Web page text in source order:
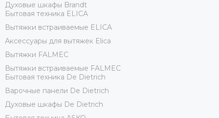
Духовые шкафы Brandt
Бытовая техника ELICA
Вытяжки встраиваемые ELICA
Аксессуары для вытяжек Elica
Вытяжки FALMEC
Вытяжки встраиваемые FALMEC
Бытовая техника De Dietrich
Варочные панели De Dietrich
Духовые шкафы De Dietrich